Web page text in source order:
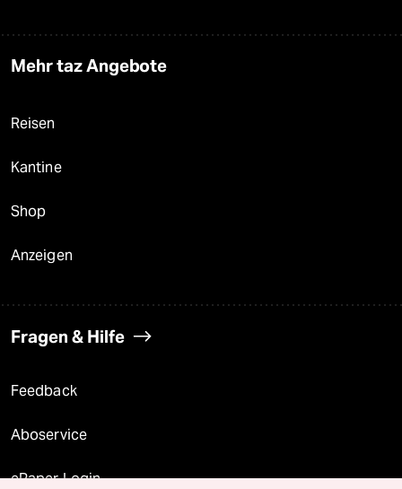
Mehr taz Angebote
Reisen
Kantine
Shop
Anzeigen
Fragen & Hilfe
Feedback
Aboservice
ePaper Login